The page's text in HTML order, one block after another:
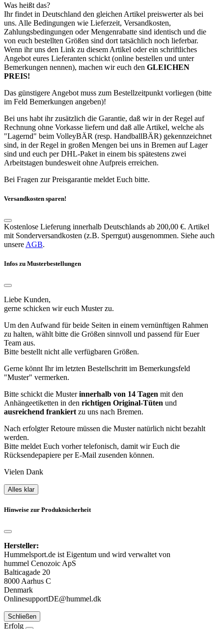
Was heißt das?
Ihr findet in Deutschland den gleichen Artikel preiswerter als bei
uns. Alle Bedingungen wie Lieferzeit, Versandkosten,
Zahlungsbedingungen oder Mengenrabatte sind identisch und die
von euch bestellten Größen sind dort tatsächlich noch lieferbar.
Wenn ihr uns den Link zu diesem Artikel oder ein schriftliches
Angebot eures Lieferanten schickt (online bestellen und unter
Bemerkungen nennen), machen wir euch den GLEICHEN
PREIS!
Das günstigere Angebot muss zum Bestellzeitpunkt vorliegen (bitte
im Feld Bemerkungen angeben)!
Bei uns habt ihr zusätzlich die Garantie, daß wir in der Regel auf
Rechnung ohne Vorkasse liefern und daß alle Artikel, welche als
"Lagernd" beim VolleyBÄR (resp. HandballBÄR) gekennzeichnet
sind, in der Regel in großen Mengen bei uns in Bremen auf Lager
sind und euch per DHL-Paket in einem bis spätestens zwei
Arbeitstagen bundesweit ohne Aufpreis erreichen.
Bei Fragen zur Preisgarantie meldet Euch bitte.
Versandkosten sparen!
Kostenlose Lieferung innerhalb Deutschlands ab 200,00 €. Artikel
mit Sonderversandkosten (z.B. Sperrgut) ausgenommen. Siehe auch
unsere AGB.
Infos zu Musterbestellungen
Liebe Kunden,
gerne schicken wir euch Muster zu.
Um den Aufwand für beide Seiten in einem vernünftigen Rahmen
zu halten, wählt bitte die Größen sinnvoll und passend für Euer
Team aus.
Bitte bestellt nicht alle verfügbaren Größen.
Gerne könnt Ihr im letzten Bestellschritt im Bemerkungsfeld
"Muster" vermerken.
Bitte schickt die Musterinnerhalb von 14 Tagen mit den
Anhängeetiketten in den richtigen Original-Tüten und
ausreichend frankiertzu uns nach Bremen.
Nach erfolgter Retoure müssen die Muster natürlich nicht bezahlt
werden.
Bitte meldet Euch vorher telefonisch, damit wir Euch die
Rücksendepapiere per E-Mail zusenden können.
Vielen Dank
Alles klar
Hinweise zur Produktsicherheit
Hersteller:
Hummelsport.de ist Eigentum und wird verwaltet von
hummel Cenozoic ApS
Balticagade 20
8000 Aarhus C
Denmark
OnlinesupportDE@hummel.dk
Schließen
Erfolg